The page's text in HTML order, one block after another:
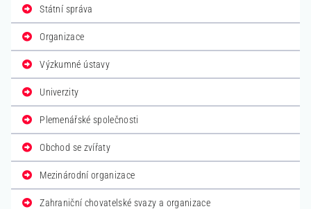
Státní správa
Organizace
Výzkumné ústavy
Univerzity
Plemenářské společnosti
Obchod se zvířaty
Mezinárodní organizace
Zahraniční chovatelské svazy a organizace